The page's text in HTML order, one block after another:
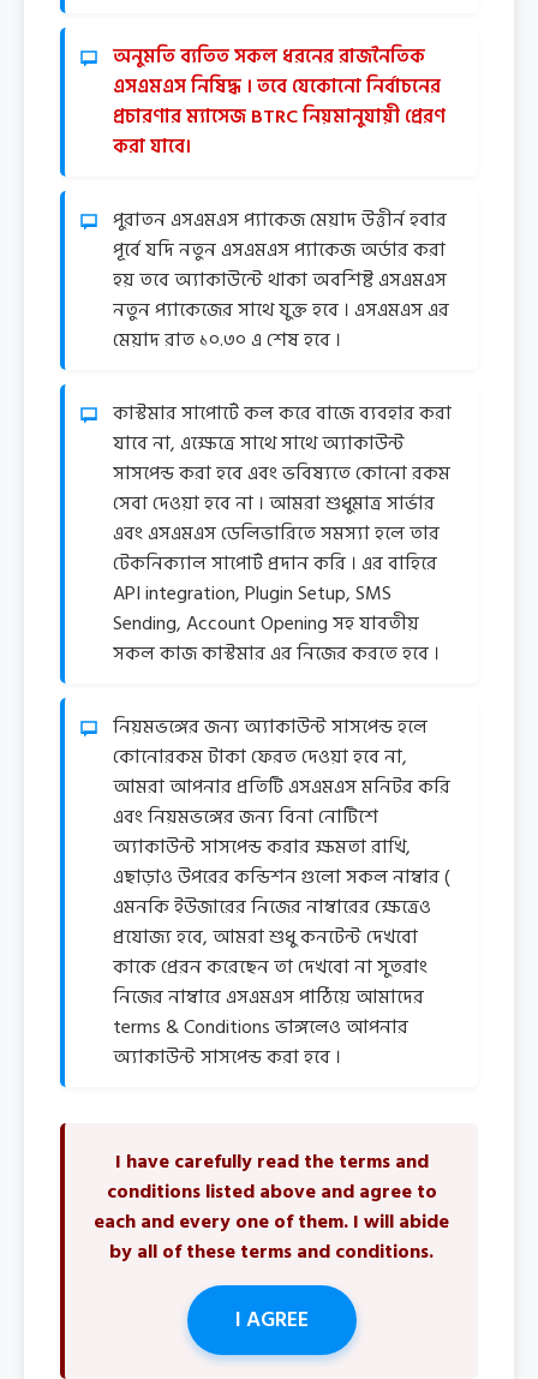
অনুমতি ব্যতিত সকল ধরনের রাজনৈতিক
এসএমএস নিষিদ্ধ । তবে যেকোনো নির্বাচনের
প্রচারণার ম্যাসেজ BTRC নিয়মানুযায়ী প্রেরণ
করা যাবে।
পুরাতন এসএমএস প্যাকেজ মেয়াদ উত্তীর্ন হবার
পূর্বে যদি নতুন এসএমএস প্যাকেজ অর্ডার করা
হয় তবে অ্যাকাউন্টে থাকা অবশিষ্ট এসএমএস
নতুন প্যাকেজের সাথে যুক্ত হবে । এসএমএস এর
মেয়াদ রাত ১০.৩০ এ শেষ হবে ।
কাস্টমার সাপোর্টে কল করে বাজে ব্যবহার করা
যাবে না, এক্ষেত্রে সাথে সাথে অ্যাকাউন্ট
সাসপেন্ড করা হবে এবং ভবিষ্যতে কোনো রকম
সেবা দেওয়া হবে না । আমরা শুধুমাত্র সার্ভার
এবং এসএমএস ডেলিভারিতে সমস্যা হলে তার
টেকনিক্যাল সাপোর্ট প্রদান করি । এর বাহিরে
API integration, Plugin Setup, SMS
Sending, Account Opening সহ যাবতীয়
সকল কাজ কাস্টমার এর নিজের করতে হবে ।
নিয়মভঙ্গের জন্য অ্যাকাউন্ট সাসপেন্ড হলে
কোনোরকম টাকা ফেরত দেওয়া হবে না,
আমরা আপনার প্রতিটি এসএমএস মনিটর করি
এবং নিয়মভঙ্গের জন্য বিনা নোটিশে
অ্যাকাউন্ট সাসপেন্ড করার ক্ষমতা রাখি,
এছাড়াও উপরের কন্ডিশন গুলো সকল নাম্বার (
এমনকি ইউজারের নিজের নাম্বারের ক্ষেত্রেও
প্রযোজ্য হবে, আমরা শুধু কনটেন্ট দেখবো
কাকে প্রেরন করেছেন তা দেখবো না সুতরাং
নিজের নাম্বারে এসএমএস পাঠিয়ে আমাদের
terms & Conditions ভাঙ্গলেও আপনার
অ্যাকাউন্ট সাসপেন্ড করা হবে ।
I have carefully read the terms and
conditions listed above and agree to
each and every one of them. I will abide
by all of these terms and conditions.
I AGREE